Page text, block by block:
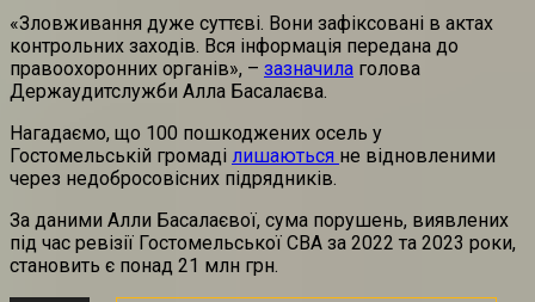
«Зловживання дуже суттєві. Вони зафіксовані в актах
контрольних заходів. Вся інформація передана до
правоохоронних органів», – зазначила голова
Держаудитслужби Алла Басалаєва.
Нагадаємо, що 100 пошкоджених осель у
Гостомельській громаді лишаються не відновленими
через недобросовісних підрядників.
За даними Алли Басалаєвої, сума порушень, виявлених
під час ревізії Гостомельської СВА за 2022 та 2023 роки,
становить є понад 21 млн грн.